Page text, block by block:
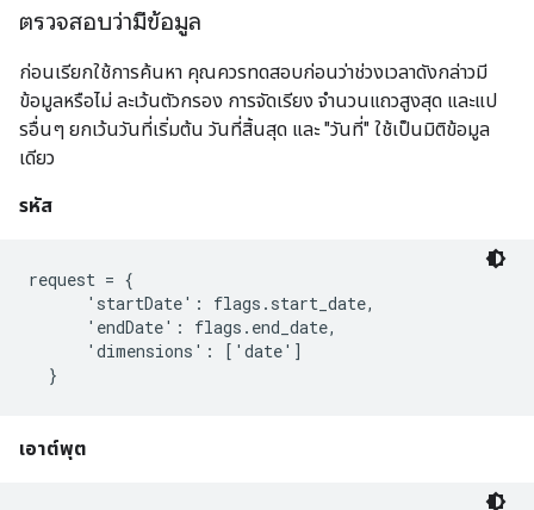
ตรวจสอบว่ามีข้อมูล
ก่อนเรียกใช้การค้นหา คุณควรทดสอบก่อนว่าช่วงเวลาดังกล่าวมี
ข้อมูลหรือไม่ ละเว้นตัวกรอง การจัดเรียง จํานวนแถวสูงสุด และแป
รอื่นๆ ยกเว้นวันที่เริ่มต้น วันที่สิ้นสุด และ "วันที่" ใช้เป็นมิติข้อมูล
เดียว
รหัส
request = {
      'startDate': flags.start_date,
      'endDate': flags.end_date,
      'dimensions': ['date']
เอาต์พุต